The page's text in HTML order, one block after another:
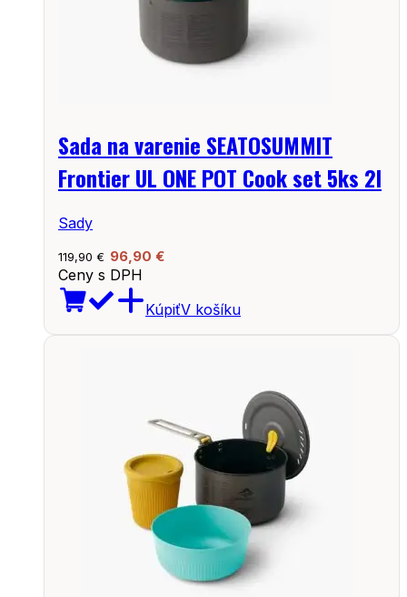
Sada na varenie SEATOSUMMIT
Frontier UL ONE POT Cook set 5ks 2l
Sady
119,90 € 96,90 €
Ceny s DPH
KúpiťV košíku